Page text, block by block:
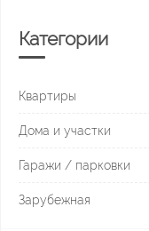
Категории
Квартиры
Дома и участки
Гаражи / парковки
Зарубежная